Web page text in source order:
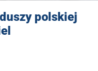
polskiej